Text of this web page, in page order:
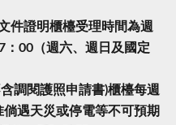
件證明櫃檯受理時間為週
00（週六、週日及國定
調閱護照申請書)櫃檯每週
遇天災或停電等不可預期